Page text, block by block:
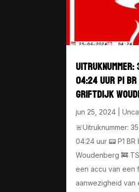
04:24 UUR P1
GRIFTDIJK
jun 25, 2024 |
🚨Uitruknummer:
04:24 uur 📟 P1
Woudenberg 🚒
een accu van een
aanwezigheid van